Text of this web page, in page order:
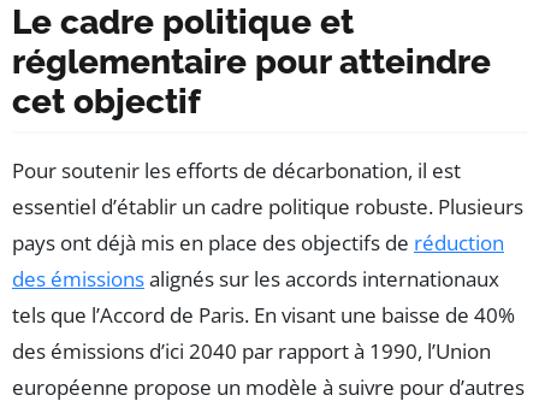
Le cadre politique et
réglementaire pour atteindre
cet objectif
Pour soutenir les efforts de décarbonation, il est
essentiel d’établir un cadre politique robuste. Plusieurs
pays ont déjà mis en place des objectifs de réduction
des émissionsalignés sur les accords internationaux
tels que l’Accord de Paris. En visant une baisse de 40%
des émissions d’ici 2040 par rapport à 1990, l’Union
européenne propose un modèle à suivre pour d’autres